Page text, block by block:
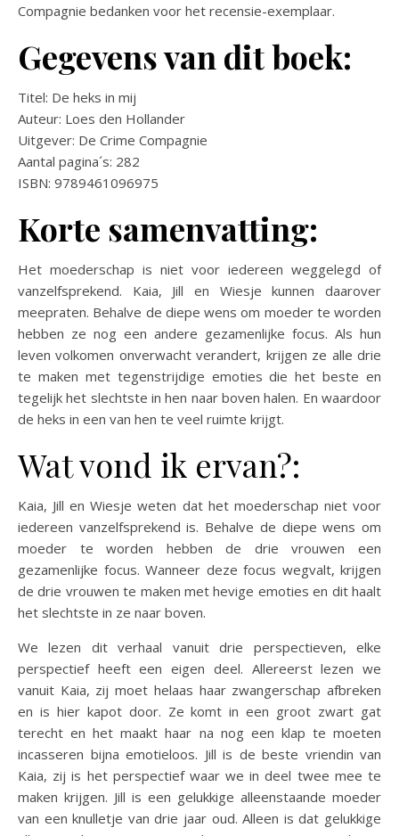
Compagnie bedanken voor het recensie-exemplaar.
Gegevens van dit boek:
Titel: De heks in mij
Auteur: Loes den Hollander
Uitgever: De Crime Compagnie
Aantal pagina´s: 282
ISBN: 9789461096975
Korte samenvatting:
Het moederschap is niet voor iedereen weggelegd of
vanzelfsprekend. Kaia, Jill en Wiesje kunnen daarover
meepraten. Behalve de diepe wens om moeder te worden
hebben ze nog een andere gezamenlijke focus. Als hun
leven volkomen onverwacht verandert, krijgen ze alle drie
te maken met tegenstrijdige emoties die het beste en
tegelijk het slechtste in hen naar boven halen. En waardoor
de heks in een van hen te veel ruimte krijgt.
Wat vond ik ervan?:
Kaia, Jill en Wiesje weten dat het moederschap niet voor
iedereen vanzelfsprekend is. Behalve de diepe wens om
moeder te worden hebben de drie vrouwen een
gezamenlijke focus. Wanneer deze focus wegvalt, krijgen
de drie vrouwen te maken met hevige emoties en dit haalt
het slechtste in ze naar boven.
We lezen dit verhaal vanuit drie perspectieven, elke
perspectief heeft een eigen deel. Allereerst lezen we
vanuit Kaia, zij moet helaas haar zwangerschap afbreken
en is hier kapot door. Ze komt in een groot zwart gat
terecht en het maakt haar na nog een klap te moeten
incasseren bijna emotieloos. Jill is de beste vriendin van
Kaia, zij is het perspectief waar we in deel twee mee te
maken krijgen. Jill is een gelukkige alleenstaande moeder
van een knulletje van drie jaar oud. Alleen is dat gelukkige